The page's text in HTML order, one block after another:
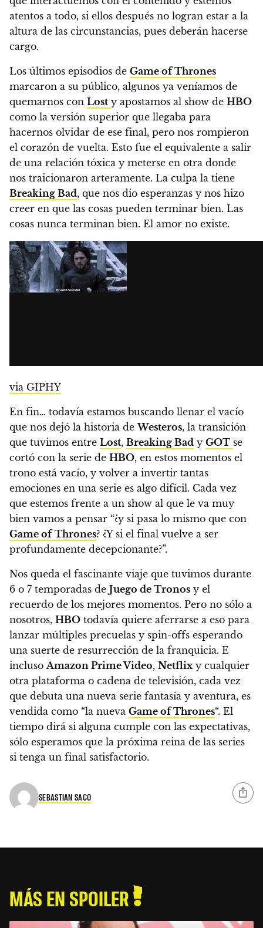
atentos a todo, si ellos después no logran estar a la
altura de las circunstancias, pues deberán hacerse
cargo.
Los últimos episodios de Game of Thrones
marcaron a su público, algunos ya veníamos de
quemarnos con Lost y apostamos al show de HBO
como la versión superior que llegaba para
hacernos olvidar de ese final, pero nos rompieron
el corazón de vuelta. Esto fue el equivalente a salir
de una relación tóxica y meterse en otra donde
nos traicionaron arteramente. La culpa la tiene
Breaking Bad, que nos dio esperanzas y nos hizo
creer en que las cosas pueden terminar bien. Las
cosas nunca terminan bien. El amor no existe.
via GIPHY
En fin… todavía estamos buscando llenar el vacío
que nos dejó la historia deWesteros, la transición
que tuvimos entre Lost, Breaking Bad y GOT se
cortó con la serie de HBO, en estos momentos el
trono está vacío, y volver a invertir tantas
emociones en una serie es algo difícil. Cada vez
que estemos frente a un show al que le va muy
bien vamos a pensar “¿y si pasa lo mismo que con
Game of Thrones? ¿Y si el final vuelve a ser
profundamente decepcionante?”.
Nos queda el fascinante viaje que tuvimos durante
6 o 7 temporadas de Juego de Tronos y el
recuerdo de los mejores momentos. Pero no sólo a
nosotros, HBO todavía quiere aferrarse a eso para
lanzar múltiples precuelas y spin-offs esperando
una suerte de resurrección de la franquicia. E
incluso Amazon Prime Video, Netflix y cualquier
otra plataforma o cadena de televisión, cada vez
que debuta una nueva serie fantasía y aventura, es
vendida como “la nueva Game of Thrones“. El
tiempo dirá si alguna cumple con las expectativas,
sólo esperamos que la próxima reina de las series
si tenga un final satisfactorio.
SEBASTIAN SACO
MÁS EN SPOILER